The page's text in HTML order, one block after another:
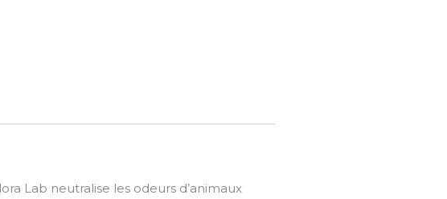
Lab neutralise les odeurs d’animaux